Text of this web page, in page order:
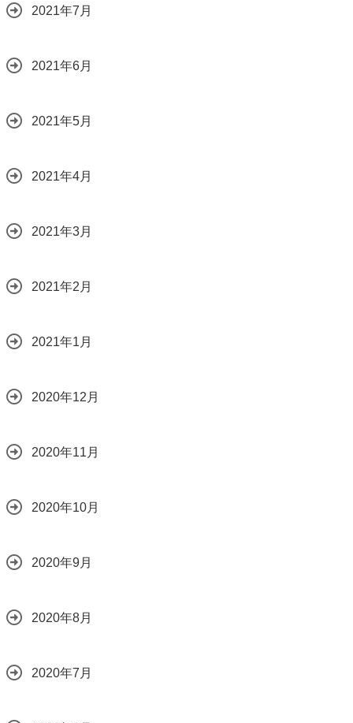
2021年7月
2021年6月
2021年5月
2021年4月
2021年3月
2021年2月
2021年1月
2020年12月
2020年11月
2020年10月
2020年9月
2020年8月
2020年7月